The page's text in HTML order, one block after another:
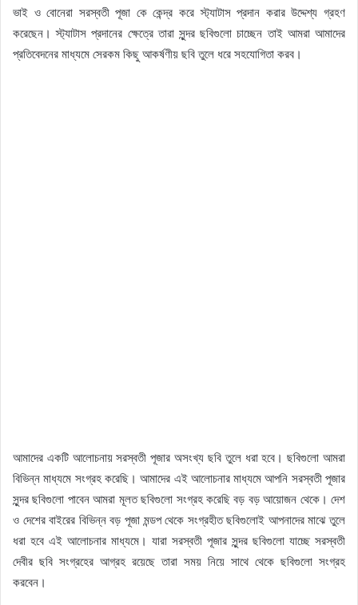
ভাই ও বোনেরা সরস্বতী পূজা কে কেন্দ্র করে স্ট্যাটাস প্রদান করার উদ্দেশ্য গ্রহণ
করেছেন। স্ট্যাটাস প্রদানের ক্ষেত্রে তারা সুন্দর ছবিগুলো চাচ্ছেন তাই আমরা আমাদের
প্রতিবেদনের মাধ্যমে সেরকম কিছু আকর্ষণীয় ছবি তুলে ধরে সহযোগিতা করব।
আমাদের একটি আলোচনায় সরস্বতী পূজার অসংখ্য ছবি তুলে ধরা হবে। ছবিগুলো আমরা
বিভিন্ন মাধ্যমে সংগ্রহ করেছি। আমাদের এই আলোচনার মাধ্যমে আপনি সরস্বতী পূজার
সুন্দর ছবিগুলো পাবেন আমরা মূলত ছবিগুলো সংগ্রহ করেছি বড় বড় আয়োজন থেকে। দেশ
ও দেশের বাইরের বিভিন্ন বড় পূজা মন্ডপ থেকে সংগ্রহীত ছবিগুলোই আপনাদের মাঝে তুলে
ধরা হবে এই আলোচনার মাধ্যমে। যারা সরস্বতী পূজার সুন্দর ছবিগুলো যাচ্ছে সরস্বতী
দেবীর ছবি সংগ্রহের আগ্রহ রয়েছে তারা সময় নিয়ে সাথে থেকে ছবিগুলো সংগ্রহ
করবেন।